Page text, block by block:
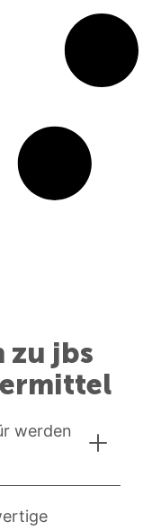
zu jbs
werden